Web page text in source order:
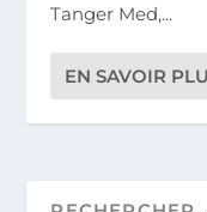
Tanger Med,...
EN SAVOIR